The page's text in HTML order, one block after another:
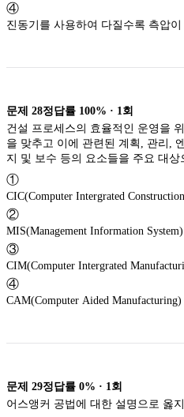
④
진동기를 사용하여 다질수록 측압이
문제 28정답률 100% · 1 회
건설 프로세스의 효율적인 운영을
을 맞추고 이에 관련된 계획, 관리,
지 및 보수 등의 요소들을 주요 대상
①
CIC(Computer Intergrated
②
MIS(Management Information System)
③
CIM(Computer Intergrated
④
CAM(Computer Aided Manufacturing)
문제 29정답률 0% · 1 회
어스앵커 공법에 대한 설명으로 옳